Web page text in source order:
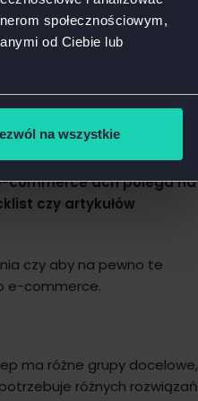
społecznościowym,
od Ciebie lub
na wszystkie
UX.
robi to źle
commerce’ach polega na
czy artykułów
czy aby na pewno te
e-commerce.
ma różne grupy docelowe,
różnych rozwiązań